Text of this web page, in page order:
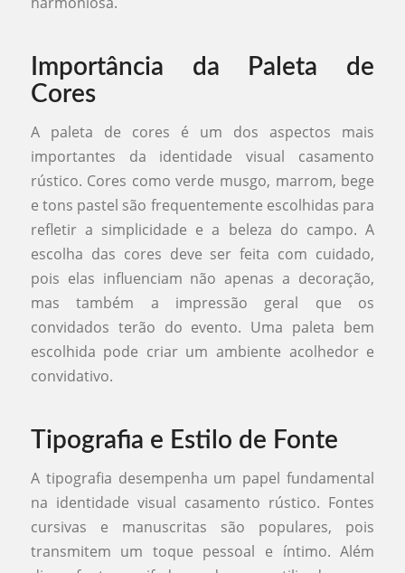
Importância da Paleta de
Cores
A paleta de cores é um dos aspectos mais
importantes da identidade visual casamento
rústico. Cores como verde musgo, marrom, bege
e tons pastel são frequentemente escolhidas para
refletir a simplicidade e a beleza do campo. A
escolha das cores deve ser feita com cuidado,
pois elas influenciam não apenas a decoração,
mas também a impressão geral que os
convidados terão do evento. Uma paleta bem
escolhida pode criar um ambiente acolhedor e
convidativo.
Tipografia e Estilo de Fonte
A tipografia desempenha um papel fundamental
na identidade visual casamento rústico. Fontes
cursivas e manuscritas são populares, pois
transmitem um toque pessoal e íntimo. Além